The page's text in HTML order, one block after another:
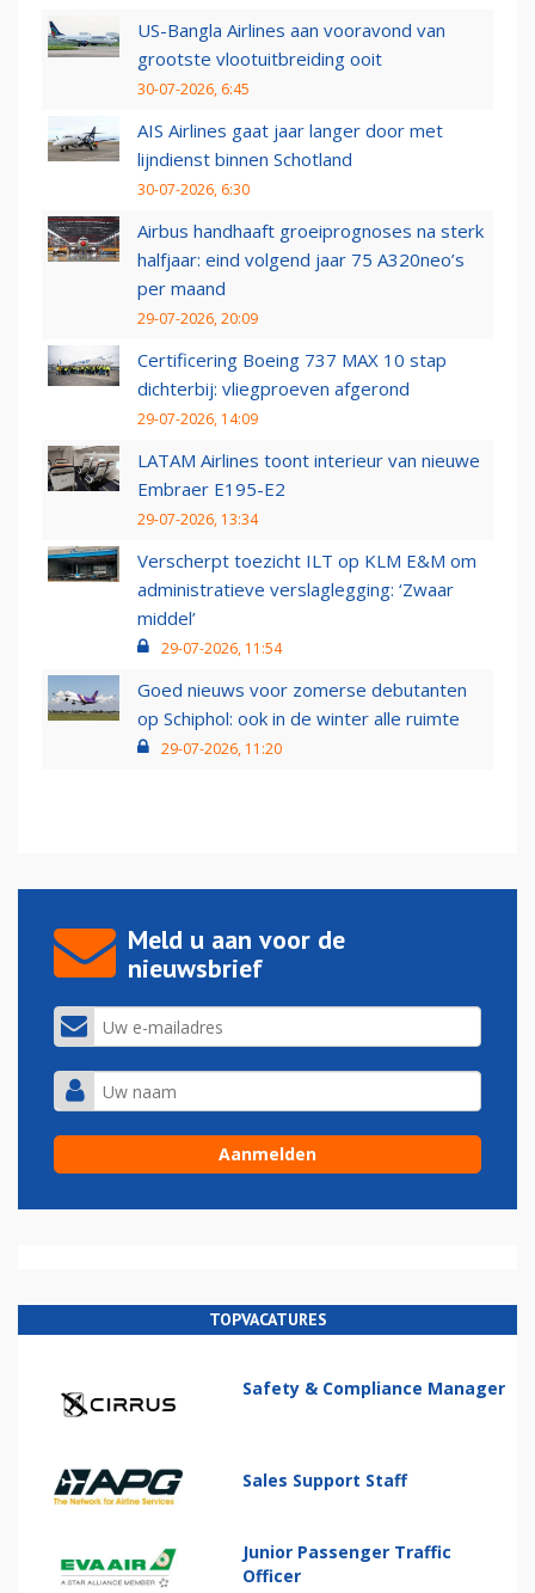
US-Bangla Airlines aan vooravond van
grootste vlootuitbreiding ooit
30-07-2026, 6:45
AIS Airlines gaat jaar langer door met
lijndienst binnen Schotland
30-07-2026, 6:30
Airbus handhaaft groeiprognoses na sterk
halfjaar: eind volgend jaar 75 A320neo’s
per maand
29-07-2026, 20:09
Certificering Boeing 737 MAX 10 stap
dichterbij: vliegproeven afgerond
29-07-2026, 14:09
LATAM Airlines toont interieur van nieuwe
Embraer E195-E2
29-07-2026, 13:34
Verscherpt toezicht ILT op KLM E&M om
administratieve verslaglegging: ‘Zwaar
middel’
29-07-2026, 11:54
Goed nieuws voor zomerse debutanten
op Schiphol: ook in de winter alle ruimte
29-07-2026, 11:20
Meld u aan voor de
nieuwsbrief
TOPVACATURES
Safety & Compliance Manager
Sales Support Staff
Junior Passenger Traffic
Officer